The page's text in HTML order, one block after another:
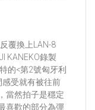
覆換上LAN-8
KANEKO錄製
的<第2號匈牙利
受就有被往前
當然拍子是穩定
喜歡的部分為彈